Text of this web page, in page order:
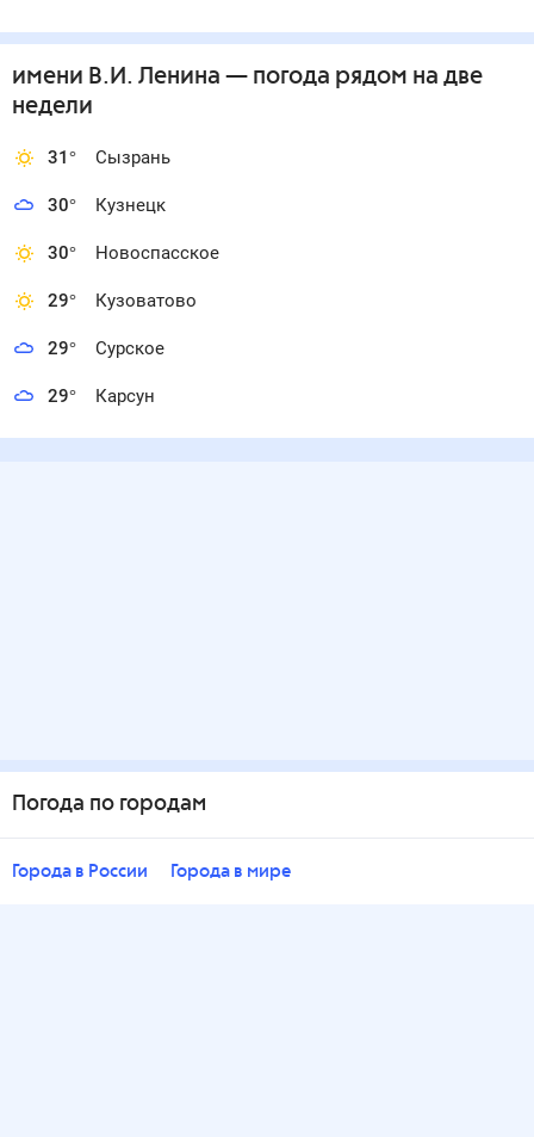
имени В.И. Ленина — погода рядом на две
недели
31° Сызрань
30° Кузнецк
30° Новоспасское
29° Кузоватово
29° Сурское
29° Карсун
Погода по городам
Города в России Города в мире